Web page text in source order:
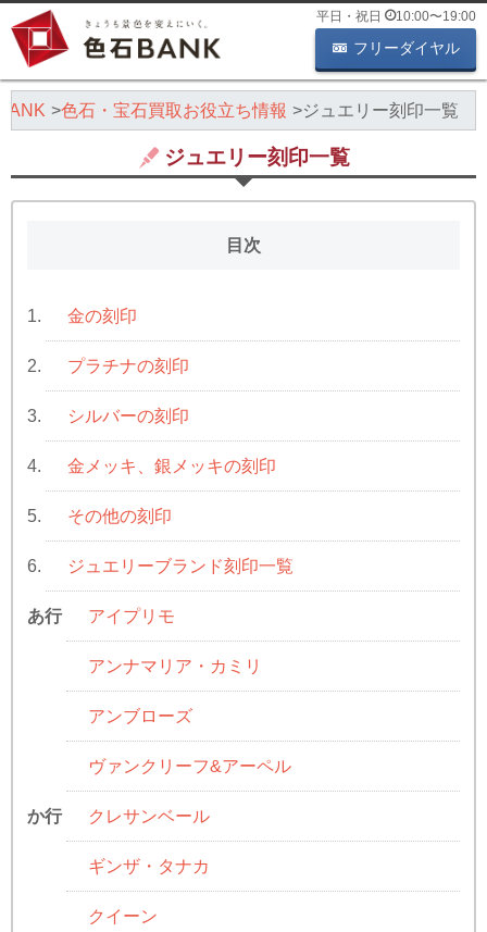
平日・祝日 10:00〜19:00
フリーダイヤル
色石・宝石買取お役立ち情報 ジュエリー刻印一覧
ジュエリー刻印一覧
目次
1. 金の刻印
2. プラチナの刻印
3. シルバーの刻印
4. 金メッキ、銀メッキの刻印
5. その他の刻印
6. ジュエリーブランド刻印一覧
あ行 アイプリモ
アンナマリア・カミリ
アンブローズ
ヴァンクリーフ&アーペル
か行 クレサンベール
ギンザ・タナカ
クイーン